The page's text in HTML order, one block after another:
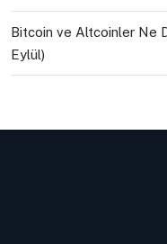
Bitcoin ve Altcoinler Ne
Eylül)